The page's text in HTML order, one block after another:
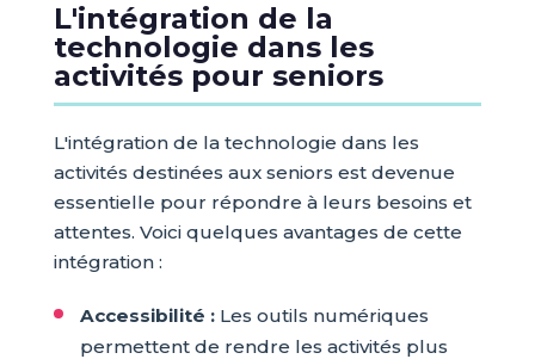
L'intégration de la
technologie dans les
activités pour seniors
L'intégration de la technologie dans les
activités destinées aux seniors est devenue
essentielle pour répondre à leurs besoins et
attentes. Voici quelques avantages de cette
intégration :
Accessibilité :Les outils numériques
permettent de rendre les activités plus